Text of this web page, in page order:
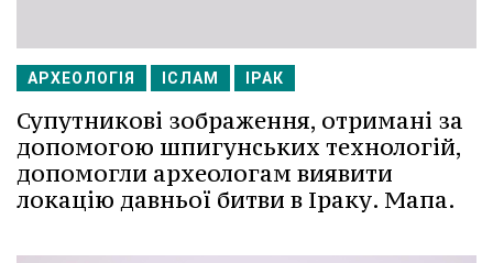
АРХЕОЛОГІЯ ІСЛАМ ІРАК
Супутникові зображення, отримані за
допомогою шпигунських технологій,
допомогли археологам виявити
локацію давньої битви в Іраку. Мапа.